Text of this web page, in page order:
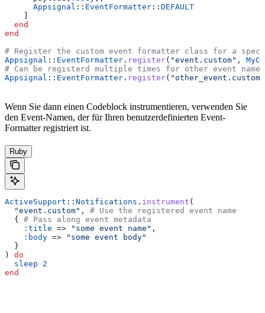
      Appsignal
:: EventFormatter :: DEFAULT
    ]
  end
end
# Register the custom event formatter class for a
Appsignal :: EventFormatter . register( "event.custom" ,
# Can be registerd multiple times for other event names
Appsignal :: EventFormatter . register( "other_event.custom"
Wenn Sie dann einen Codeblock instrumentieren, verwenden Sie
den Event-Namen, der für Ihren benutzerdefinierten Event-
Formatter registriert ist.
Ruby
ActiveSupport :: Notifications . instrument (
  "event.custom"
, # Use the registered event name
  {
# Pass along event metadata
    :title
=> "some event name" ,
    :body
=>
"some event body"
  }
) do
  sleep
2
end